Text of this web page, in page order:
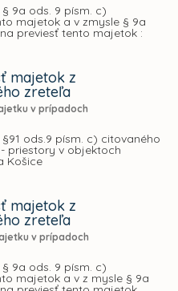
9a ods. 9 písm. c)
majetok a v zmysle § 9a
previesť tento majetok :
majetok z
zreteľa
v prípadoch
ods.9 písm. c) citovaného
priestory v objektoch
Košice
majetok z
zreteľa
v prípadoch
9a ods. 9 písm. c)
majetok a v z mysle § 9a